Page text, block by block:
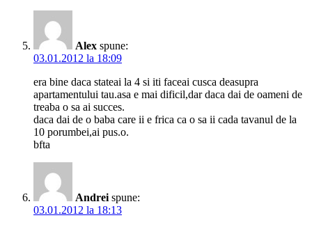
Alex spune:
03.01.2012 la 18:09
era bine daca stateai la 4 si iti faceai cusca deasupra
apartamentului tau.asa e mai dificil,dar daca dai de oameni de
treaba o sa ai succes.
daca dai de o baba care ii e frica ca o sa ii cada tavanul de la
10 porumbei,ai pus.o.
bfta
Andrei spune:
03.01.2012 la 18:13